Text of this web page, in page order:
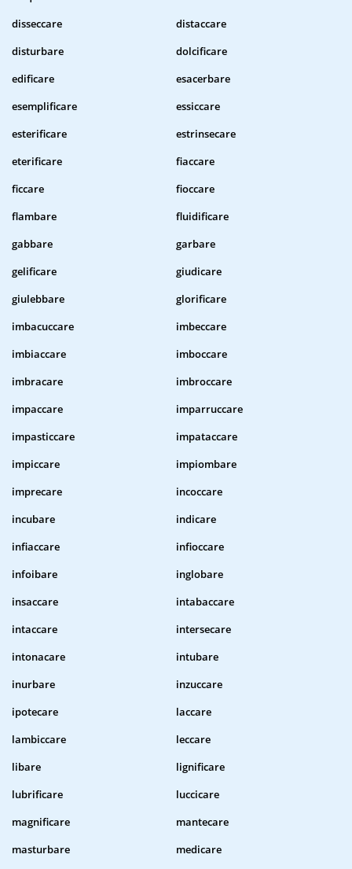
disseccare
distaccare
disturbare
dolcificare
edificare
esacerbare
esemplificare
essiccare
esterificare
estrinsecare
eterificare
fiaccare
ficcare
fioccare
flambare
fluidificare
gabbare
garbare
gelificare
giudicare
giulebbare
glorificare
imbacuccare
imbeccare
imbiaccare
imboccare
imbracare
imbroccare
impaccare
imparruccare
impasticcare
impataccare
impiccare
impiombare
imprecare
incoccare
incubare
indicare
infiaccare
infioccare
infoibare
inglobare
insaccare
intabaccare
intaccare
intersecare
intonacare
intubare
inurbare
inzuccare
ipotecare
laccare
lambiccare
leccare
libare
lignificare
lubrificare
luccicare
magnificare
mantecare
masturbare
medicare